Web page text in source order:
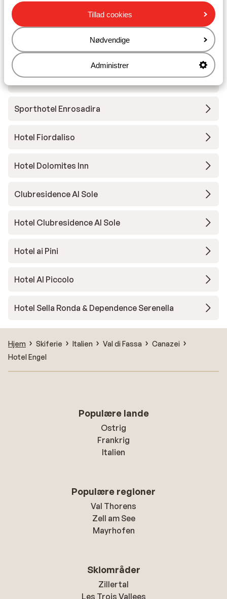
Tillad cookies
Nødvendige
Administrer
Hotel Gran Chalet Soreghes
Lejligheder Villa Artic
Hotel Cesa Tyrol
Sporthotel Enrosadira
Hotel Fiordaliso
Hotel Dolomites Inn
Clubresidence Al Sole
Hotel Clubresidence Al Sole
Hotel ai Pini
Hotel Al Piccolo
Hotel Sella Ronda & Dependence Serenella
Hjem Skiferie Italien Val di Fassa
Canazei
Hotel Engel
Populære lande
Ostrig
Frankrig
Italien
Populære regioner
Val Thorens
Zell am See
Mayrhofen
Skiområder
Zillertal
Les Trois Vallees